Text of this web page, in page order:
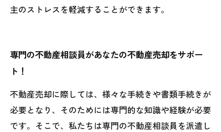
主のストレスを軽減することができます。
専門の不動産相談員があなたの不動産売却をサポー
ト！
不動産売却に際しては、様々な手続きや書類手続きが
必要となり、そのためには専門的な知識や経験が必要
です。そこで、私たちは専門の不動産相談員を派遣し